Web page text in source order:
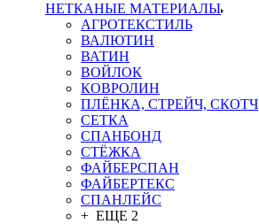
НЕТКАНЫЕ МАТЕРИАЛЫ
АГРОТЕКСТИЛЬ
ВАЛЮТИН
ВАТИН
ВОЙЛОК
КОВРОЛИН
ПЛЁНКА, СТРЕЙЧ, СКОТЧ
СЕТКА
СПАНБОНД
СТЁЖКА
ФАЙБЕРСПАН
ФАЙБЕРТЕКС
СПАНЛЕЙС
+ ЕЩЕ 2